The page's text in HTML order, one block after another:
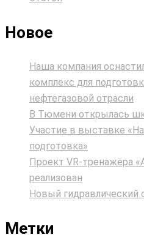
Новое
Наша компания
комплекс для
нефтегазовой отрасли
В Тюмени открылась
Участие в выставке
подготовка»
Проект VR‑тренажёра
реализован
Новый гидравлический
Метки